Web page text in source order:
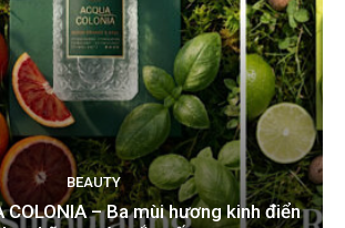
BEAUTY
COLONIA – Ba mùi hương kinh điển